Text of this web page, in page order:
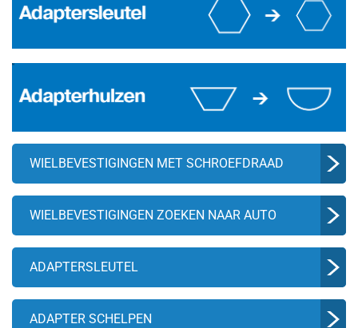
WIELBEVESTIGINGEN MET SCHROEFDRAAD
WIELBEVESTIGINGEN ZOEKEN NAAR AUTO
ADAPTERSLEUTEL
ADAPTER SCHELPEN